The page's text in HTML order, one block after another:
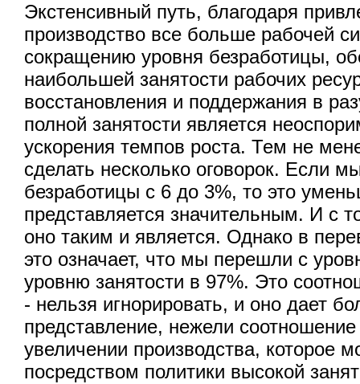
Экстенсивный путь, благодаря
производство все больше рабочей
сокращению уровня безработицы,
наибольшей занятости рабочих
восстановления и поддержания в
полной занятости является
ускорения темпов роста. Тем не
сделать несколько оговорок. Если
безработицы с 6 до 3%, то это
представляется значительным. И с
оно таким и является. Однако в
это означает, что мы перешли с
уровню занятости в 97%. Это
- нельзя игнорировать, и оно дает
представление, нежели
увеличении производства, которое
посредством политики высокой